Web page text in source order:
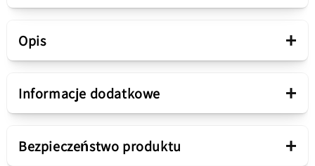
Opis +
Informacje dodatkowe +
Bezpieczeństwo produktu +